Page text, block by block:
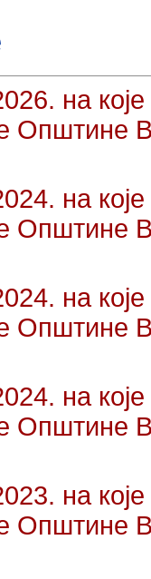
на
Општине
на
Општине
на
Општине
на
Општине
на
Општине